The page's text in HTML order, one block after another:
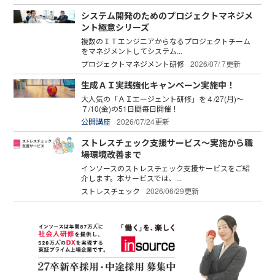
システム開発のためのプロジェクトマネジメ
ント極意シリーズ
複数のＩＴエンジニアからなるプロジェクトチーム
をマネジメントしてシステム...
プロジェクトマネジメント研修 2026/07/ 7更新
生成ＡＩ実践強化キャンペーン実施中！
大人気の「ＡＩエージェント研修」を４/27(月)～
７/10(金)の51日間毎日開催！
公開講座 2026/07/24更新
ストレスチェック支援サービス～実施から職
場環境改善まで
インソースのストレスチェック支援サービスをご紹
介します。本サービスでは、...
ストレスチェック
2026/06/29更新